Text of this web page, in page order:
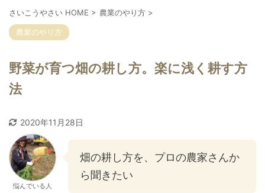
さいこうやさい HOME > 農業のやり方 >
農業のやり方
野菜が育つ畑の耕し方。楽に浅く耕す方
法
2020年11月28日
悩んでいる人
畑の耕し方を、プロの農家さんか
ら聞きたい